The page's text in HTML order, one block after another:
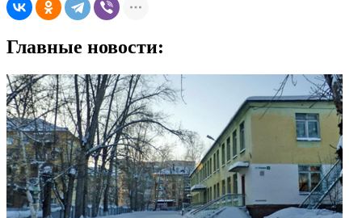
Главные новости: